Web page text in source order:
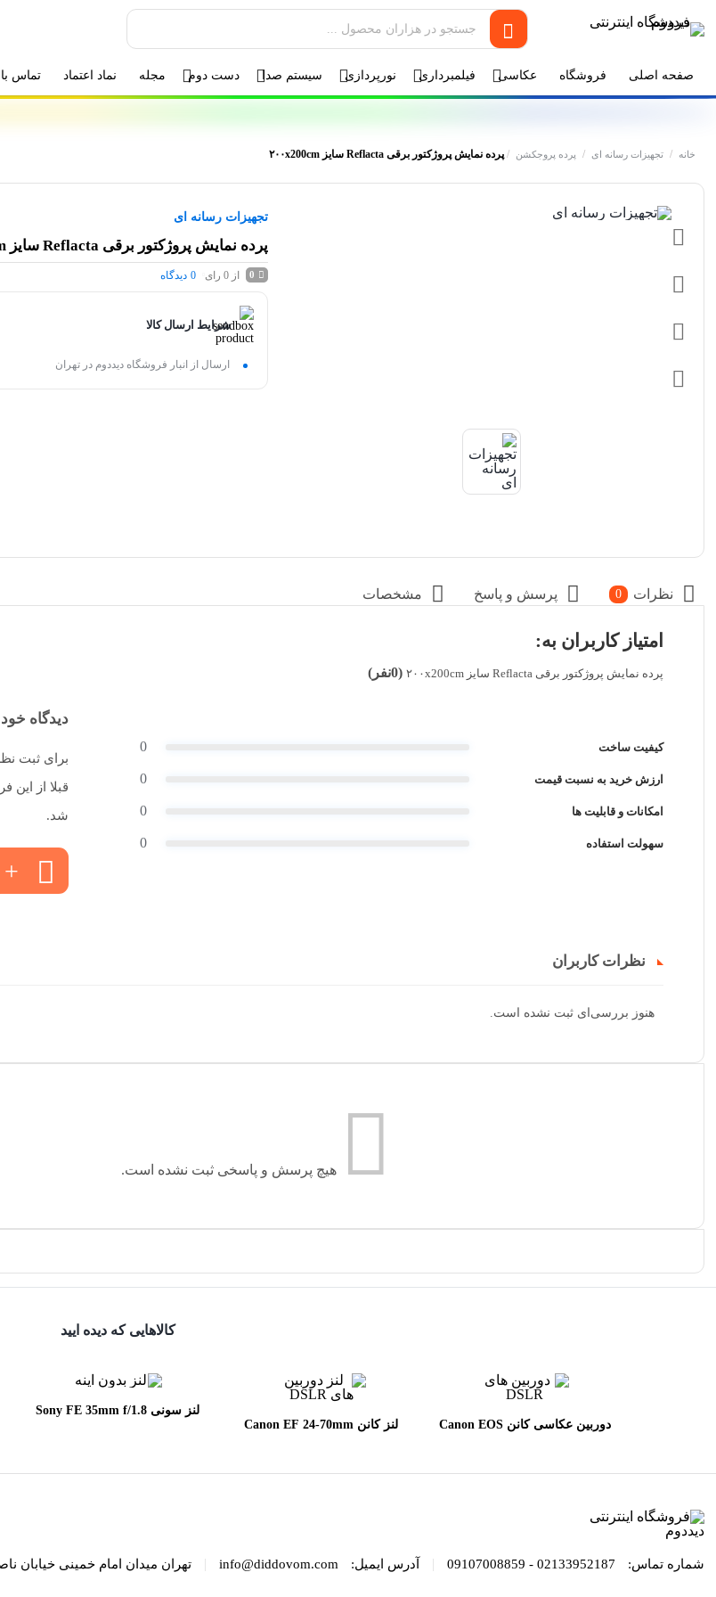
صفحه اصلی فروشگاه عکاسی فیلمبرداری نورپردازی سیستم صدا دست دوم مجله نماد اعتماد تماس با
خانه / تجهیزات رسانه ای / پرده پروجکشن /پرده نمایش پروژکتور برقی Reflacta سایز ۲۰۰x200cm
تجهیزات رسانه ای
پرده نمایش پروژکتور برقی Reflacta سایز ۲۰۰x200cm
0 از 0 رای 0 دیدگاه
شرایط ارسال کالا
ارسال از انبار فروشگاه دیددوم در تهران
نظرات 0 پرسش و پاسخ مشخصات
امتیاز کاربران به:
پرده نمایش پروژکتور برقی Reflacta سایز ۲۰۰x200cm (0نفر)
کیفیت ساخت 0
ارزش خرید به نسبت قیمت 0
امکانات و قابلیت ها 0
سهولت استفاده 0
دیدگاه خود
برای ثبت
قبلا از
شد.
نظرات کاربران
هنوز بررسی‌ای ثبت نشده است.
هیچ پرسش و پاسخی ثبت نشده است.
کالاهایی که دیده ایید
دوربین عکاسی کانن Canon EOS لنز کانن Canon EF 24-70mm
لنز سونی Sony FE 35mm f/1.8
شماره تماس: 02133952187 - 09107008859
| آدرس ایمیل: info@diddovom.com
| تهران میدان امام خمینی خیابان